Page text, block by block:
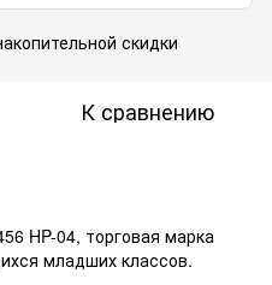
скидки
К сравнению
HP-04, торговая марка
младших классов.